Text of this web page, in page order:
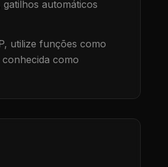
automáticos
utilize funções como
conhecida como